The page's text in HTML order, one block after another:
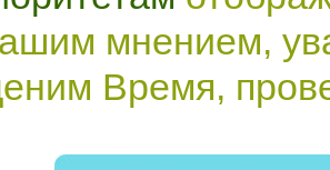
мнением,
Время,